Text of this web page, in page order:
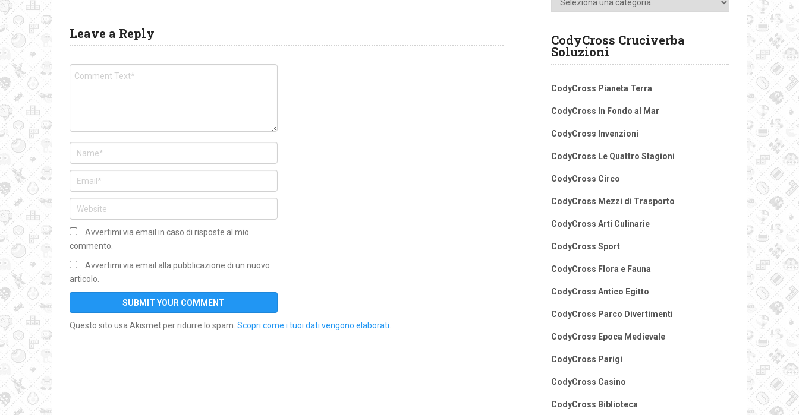
Leave a Reply
Avvertimi via email in caso di risposte al mio
commento.
Avvertimi via email alla pubblicazione di un nuovo
articolo.
Questo sito usa Akismet per ridurre lo spam. Scopri come i tuoi dati vengono elaborati
CodyCross Cruciverba
Soluzioni
CodyCross Pianeta Terra
CodyCross In Fondo al Mar
CodyCross Invenzioni
CodyCross Le Quattro Stagioni
CodyCross Circo
CodyCross Mezzi di Trasporto
CodyCross Arti Culinarie
CodyCross Sport
CodyCross Flora e Fauna
CodyCross Antico Egitto
CodyCross Parco Divertimenti
CodyCross Epoca Medievale
CodyCross Parigi
CodyCross Casino
CodyCross Biblioteca